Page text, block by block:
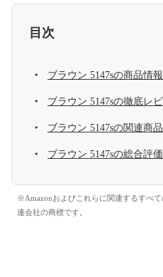
目次
ブラウン 5147sの商品情報
ブラウン 5147sの徹底レ
ブラウン 5147sの関連商
ブラウン 5147sの総合評価
※Amazonおよびこれらに関連するすべ
連会社の商標です。